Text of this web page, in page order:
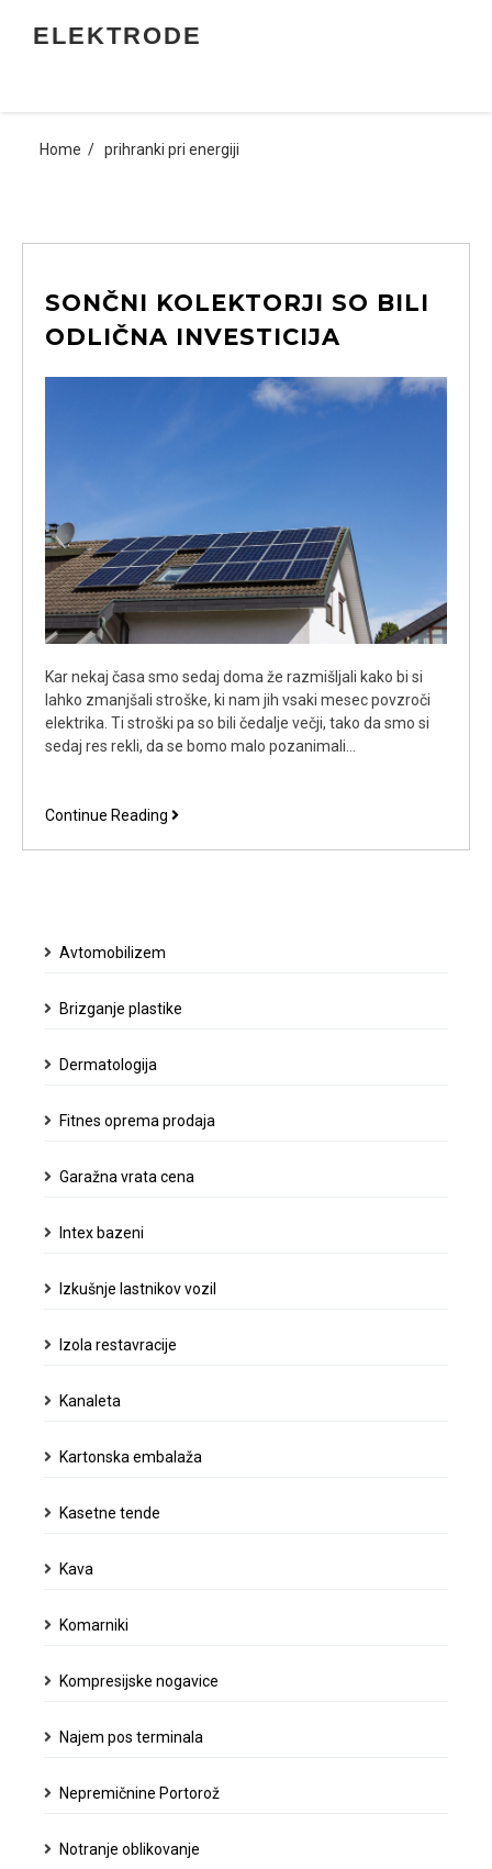
ELEKTRODE
Home prihranki pri energiji
SONČNI KOLEKTORJI SO BILI
ODLIČNA INVESTICIJA
Kar nekaj časa smo sedaj doma že razmišljali kako bi si
lahko zmanjšali stroške, ki nam jih vsaki mesec povzroči
elektrika. Ti stroški pa so bili čedalje večji, tako da smo si
sedaj res rekli, da se bomo malo pozanimali…
Continue Reading Sončni
Avtomobilizem
Brizganje plastike
Dermatologija
Fitnes oprema prodaja
Garažna vrata cena
Intex bazeni
Izkušnje lastnikov vozil
Izola restavracije
Kanaleta
Kartonska embalaža
Kasetne tende
Kava
Komarniki
Kompresijske nogavice
Najem pos terminala
Nepremičnine Portorož
Notranje oblikovanje